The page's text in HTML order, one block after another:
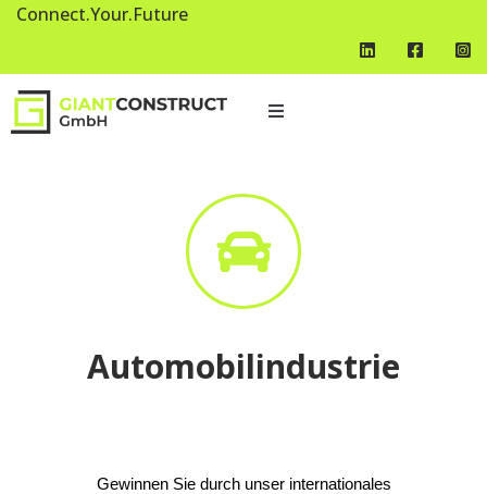
Connect.Your.Future
Automobilindustrie
Gewinnen Sie durch unser internationales